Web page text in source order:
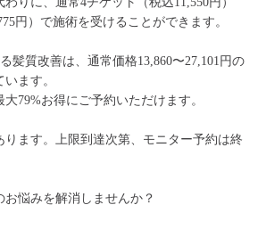
円）で施術を受けることができます。
髪質改善は、通常価格13,860〜27,101円の
ます。
79%お得にご予約いただけます。
ります。上限到達次第、モニター予約は終
悩みを解消しませんか？